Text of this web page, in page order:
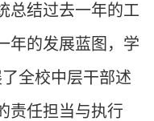
总结过去一年的工
年的发展蓝图，学
全校中层干部述
责任担当与执行